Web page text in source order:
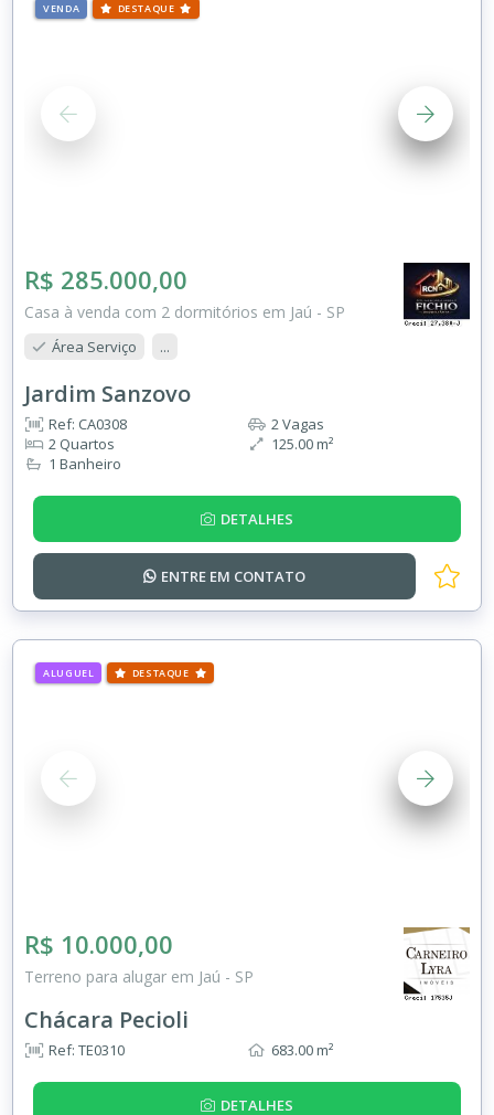
VENDA DESTAQUE
R$ 285.000,00
Casa à venda com 2 dormitórios em Jaú - SP
Área Serviço ...
Jardim Sanzovo
Ref: CA0308
2 Quartos
1 Banheiro
2 Vagas
125.00 m²
DETALHES
ENTRE EM CONTATO
ALUGUEL DESTAQUE
R$ 10.000,00
Terreno para alugar em Jaú - SP
Chácara Pecioli
Ref: TE0310 683.00 m²
DETALHES